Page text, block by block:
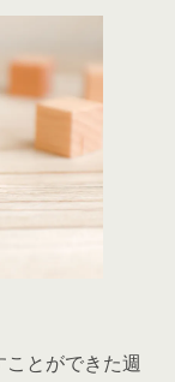
とができた週